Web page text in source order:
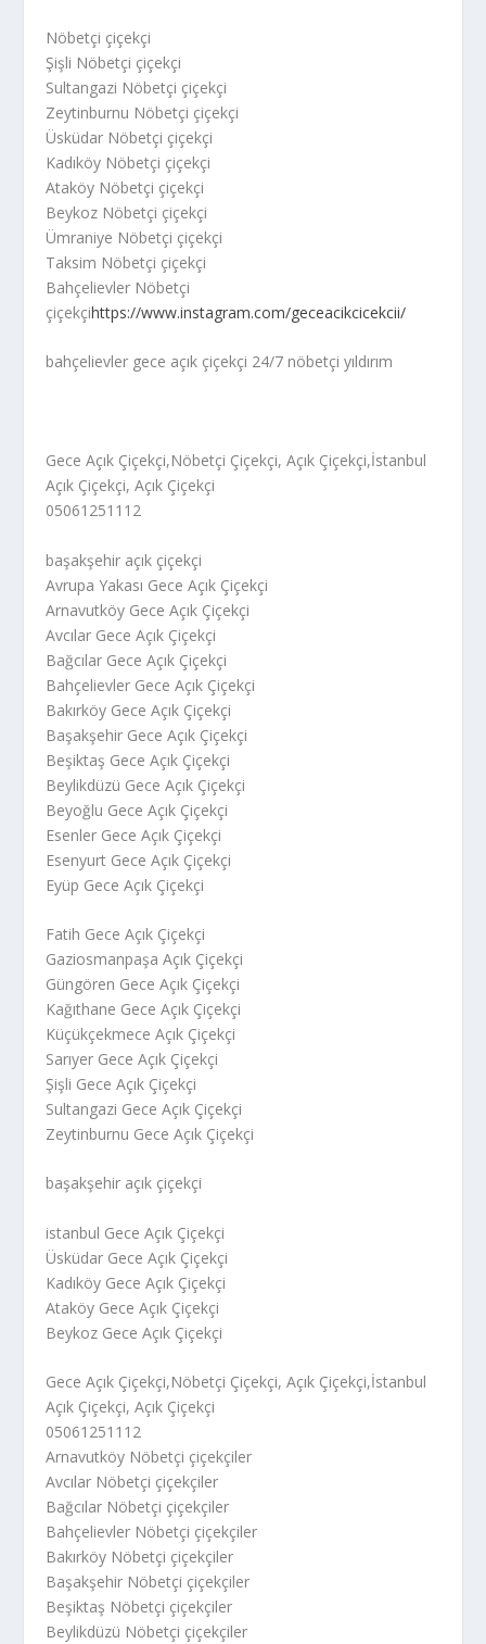
Nöbetçi çiçekçi
Şişli Nöbetçi çiçekçi
Sultangazi Nöbetçi çiçekçi
Zeytinburnu Nöbetçi çiçekçi
Üsküdar Nöbetçi çiçekçi
Kadıköy Nöbetçi çiçekçi
Ataköy Nöbetçi çiçekçi
Beykoz Nöbetçi çiçekçi
Ümraniye Nöbetçi çiçekçi
Taksim Nöbetçi çiçekçi
Bahçelievler Nöbetçi
çiçekçihttps://www.instagram.com/geceacikcicekcii/
bahçelievler gece açık çiçekçi 24/7 nöbetçi yıldırım
Gece Açık Çiçekçi,Nöbetçi Çiçekçi, Açık Çiçekçi,İstanbul
Açık Çiçekçi, Açık Çiçekçi
05061251112
başakşehir açık çiçekçi
Avrupa Yakası Gece Açık Çiçekçi
Arnavutköy Gece Açık Çiçekçi
Avcılar Gece Açık Çiçekçi
Bağcılar Gece Açık Çiçekçi
Bahçelievler Gece Açık Çiçekçi
Bakırköy Gece Açık Çiçekçi
Başakşehir Gece Açık Çiçekçi
Beşiktaş Gece Açık Çiçekçi
Beylikdüzü Gece Açık Çiçekçi
Beyoğlu Gece Açık Çiçekçi
Esenler Gece Açık Çiçekçi
Esenyurt Gece Açık Çiçekçi
Eyüp Gece Açık Çiçekçi
Fatih Gece Açık Çiçekçi
Gaziosmanpaşa Açık Çiçekçi
Güngören Gece Açık Çiçekçi
Kağıthane Gece Açık Çiçekçi
Küçükçekmece Açık Çiçekçi
Sarıyer Gece Açık Çiçekçi
Şişli Gece Açık Çiçekçi
Sultangazi Gece Açık Çiçekçi
Zeytinburnu Gece Açık Çiçekçi
başakşehir açık çiçekçi
istanbul Gece Açık Çiçekçi
Üsküdar Gece Açık Çiçekçi
Kadıköy Gece Açık Çiçekçi
Ataköy Gece Açık Çiçekçi
Beykoz Gece Açık Çiçekçi
Gece Açık Çiçekçi,Nöbetçi Çiçekçi, Açık Çiçekçi,İstanbul
Açık Çiçekçi, Açık Çiçekçi
05061251112
Arnavutköy Nöbetçi çiçekçiler
Avcılar Nöbetçi çiçekçiler
Bağcılar Nöbetçi çiçekçiler
Bahçelievler Nöbetçi çiçekçiler
Bakırköy Nöbetçi çiçekçiler
Başakşehir Nöbetçi çiçekçiler
Beşiktaş Nöbetçi çiçekçiler
Beylikdüzü Nöbetçi çiçekçiler